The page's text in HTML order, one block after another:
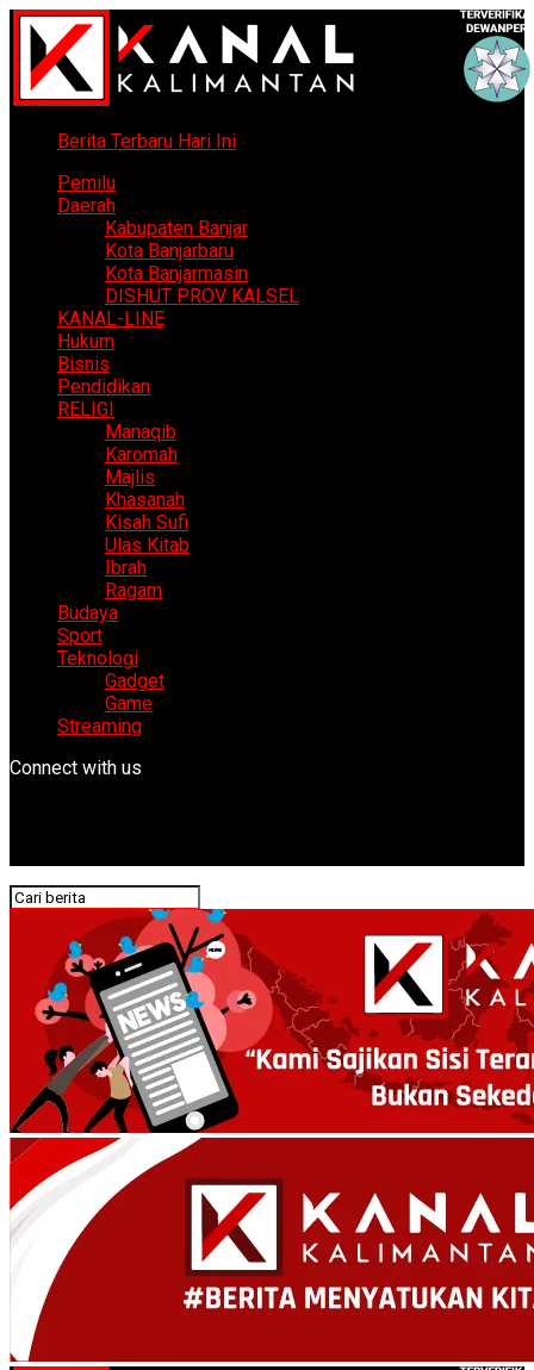
Berita Terbaru Hari Ini
Pemilu
Daerah
Kabupaten Banjar
Kota Banjarbaru
Kota Banjarmasin
DISHUT PROV KALSEL
KANAL-LINE
Hukum
Bisnis
Pendidikan
RELIGI
Manaqib
Karomah
Majlis
Khasanah
Kisah Sufi
Ulas Kitab
Ibrah
Ragam
Budaya
Sport
Teknologi
Gadget
Game
Streaming
Connect with us